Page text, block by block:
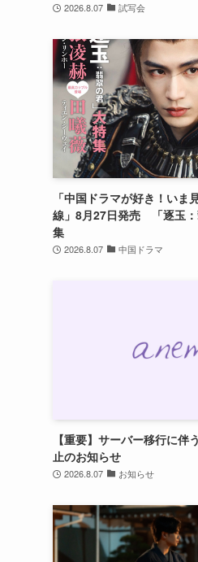
2026.8.07 試写会
「中国ドラマが好き！いま
線」8月27日発売 「逐玉
集
2026.8.07 中国ドラマ
【重要】サーバー移行に伴
止のお知らせ
2026.8.07 お知らせ